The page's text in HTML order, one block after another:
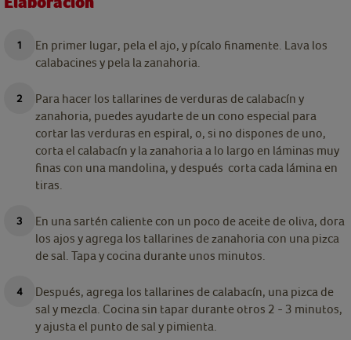
En primer lugar, pela el ajo, y pícalo finamente. Lava los
calabacines y pela la zanahoria.
Para hacer los tallarines de verduras de calabacín y
zanahoria, puedes ayudarte de un cono especial para
cortar las verduras en espiral, o, si no dispones de uno,
corta el calabacín y la zanahoria a lo largo en láminas muy
finas con una mandolina, y después corta cada lámina en
tiras.
En una sartén caliente con un poco de aceite de oliva, dora
los ajos y agrega los tallarines de zanahoria con una pizca
de sal. Tapa y cocina durante unos minutos.
Después, agrega los tallarines de calabacín, una pizca de
sal y mezcla. Cocina sin tapar durante otros 2 - 3 minutos,
y ajusta el punto de sal y pimienta.